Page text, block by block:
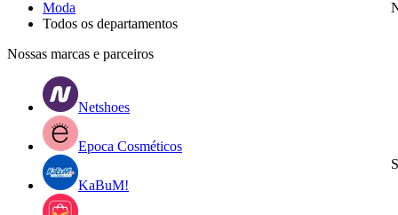
Moda
Todos os departamentos
Nossas marcas e parceiros
Netshoes
Epoca Cosméticos
KaBuM!